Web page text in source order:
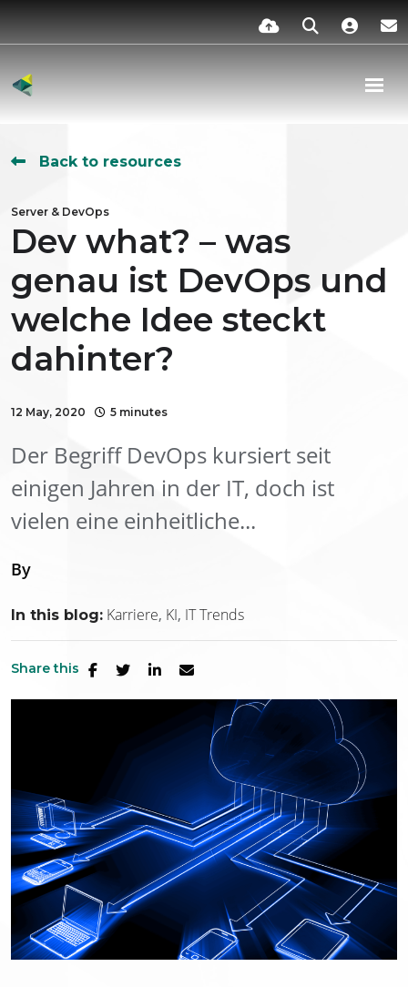
Back to resources
Server & DevOps
Dev what? – was
genau ist DevOps und
welche Idee steckt
dahinter?
12 May, 2020 5 minutes
Der Begriff DevOps kursiert seit
einigen Jahren in der IT, doch ist
vielen eine einheitliche...
By
In this blog: Karriere KI IT Trends
Share this